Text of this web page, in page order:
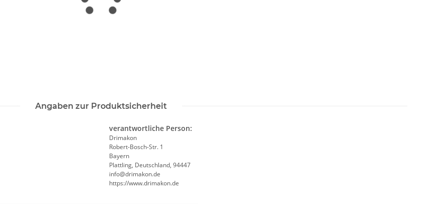
Angaben zur Produktsicherheit
verantwortliche Person:
Drimakon
Robert-Bosch-Str. 1
Bayern
Plattling, Deutschland, 94447
info@drimakon.de
https://www.drimakon.de